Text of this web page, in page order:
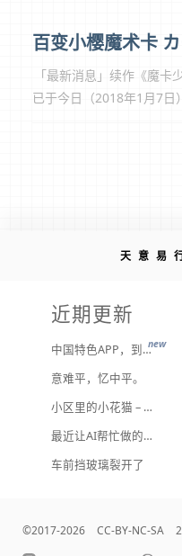
「最新消息」续作《魔卡
已于今日（2018年1月7
天意易
近期更新
中国特色APP，到底谁来治？new
意难平，忆中平。
小区里的小花猫 – 日常记事（二百二十）
最近让AI帮忙做的一些事
车前挡玻璃裂开了
©2017-2026 CC-BY-NC-SA